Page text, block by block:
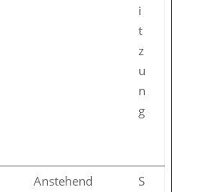
i
t
z
u
n
g
Anstehend
S